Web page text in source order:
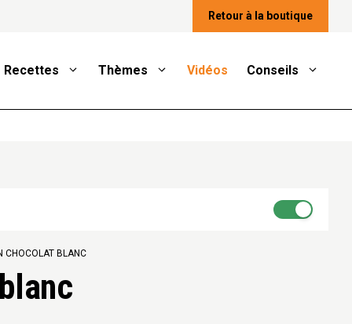
Retour à la boutique
Recettes Thèmes Vidéos Conseils
CHOCOLAT BLANC